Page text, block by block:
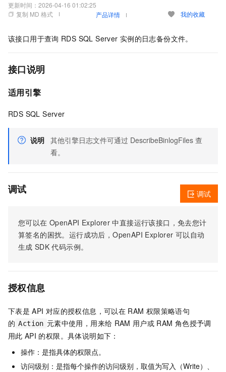
更新时间： 2026-04-16 01:02:25
复制 MD 格式
产品详情 我的收藏
该接口用于查询 RDS SQL Server 实例的日志备份文件。
接口说明
适用引擎
RDS SQL Server
说明 其他引擎日志文件可通过 DescribeBinlogFiles 查
看。
调试
您可以在 OpenAPI Explorer 中直接运行该接口，免去您计
算签名的困扰。运行成功后，OpenAPI Explorer 可以自动
生成 SDK 代码示例。
调试
授权信息
下表是 API 对应的授权信息，可以在 RAM 权限策略语句
的 Action 元素中使用，用来给 RAM 用户或 RAM 角色授予调
用此 API 的权限。具体说明如下：
操作：是指具体的权限点。
访问级别：是指每个操作的访问级别，取值为写入（Write）、